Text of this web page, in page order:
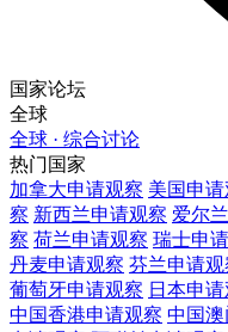
国家论坛
全球
全球 · 综合讨论
热门国家
加拿大申请观察 美国申
察 新西兰申请观察 爱尔兰
察 荷兰申请观察 瑞士申
丹麦申请观察 芬兰申请观
葡萄牙申请观察 日本申
中国香港申请观察 中国澳